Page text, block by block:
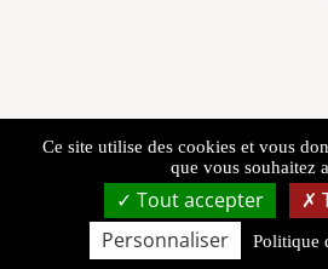
Copyright 2026 L'Atelier du
Connexion
Ce site utilise des cookies et vous
que vous souhaitez
Tout accepter
Personnaliser
Politique